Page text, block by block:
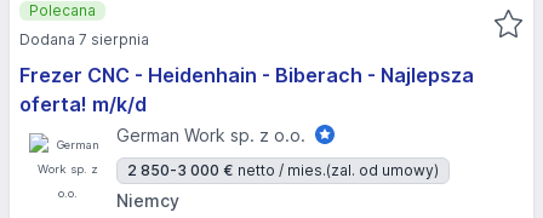
Frezer CNC - Heidenhain - Biberach - Najlepsza
oferta! m/k/d
German Work sp. z o.o.
2 850-3 000 € netto / mies.(zal. od umowy)
Niemcy
Polecana
Dodana 7 sierpnia